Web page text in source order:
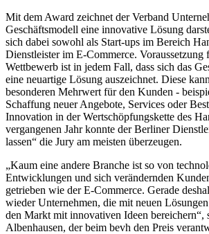
Mit dem Award zeichnet der Verband
Geschäftsmodell eine innovative Lösung
sich dabei sowohl als Start-ups im Bereich
Dienstleister im E-Commerce. Voraussetzung
Wettbewerb ist in jedem Fall, dass sich das
eine neuartige Lösung auszeichnet. Diese
besonderen Mehrwert für den Kunden -
Schaffung neuer Angebote, Services oder
Innovation in der Wertschöpfungskette des
vergangenen Jahr konnte der Berliner
lassen“ die Jury am meisten überzeugen.
„Kaum eine andere Branche ist so von
Entwicklungen und sich verändernden
getrieben wie der E-Commerce. Gerade
wieder Unternehmen, die mit neuen
den Markt mit innovativen Ideen bereichern“,
Albenhausen, der beim bevh den Preis